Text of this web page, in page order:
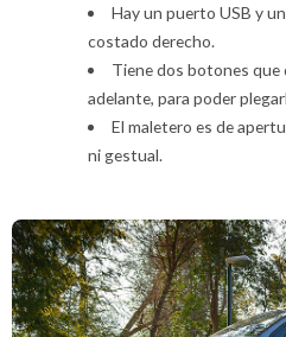
Hay un puerto USB y
costado derecho.
Tiene dos botones
adelante, para poder
El maletero es de
ni gestual.